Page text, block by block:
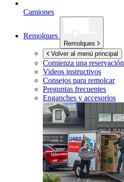
Camiones
Remolques
Remolques
Volver al menú principal
Comienza una reservación
Videos instructivos
Consejos para remolcar
Preguntas frecuentes
Enganches y accesorios